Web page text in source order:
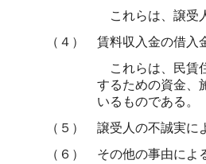
これらは、譲受
（４）
賃料収入金の借入
これらは、民賃
するための資金、
いるものである。
（５）
譲受人の不誠実に
（６）
その他の事由によ